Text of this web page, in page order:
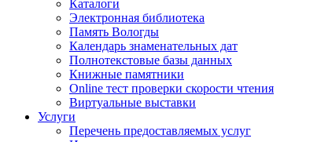
Каталоги
Электронная библиотека
Память Вологды
Календарь знаменательных дат
Полнотекстовые базы данных
Книжные памятники
Online тест проверки скорости чтения
Виртуальные выставки
Услуги
Перечень предоставляемых услуг